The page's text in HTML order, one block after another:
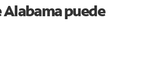
Alabama puede